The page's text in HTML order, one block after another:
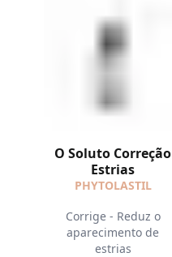
O Soluto Correção
Estrias
PHYTOLASTIL
Corrige - Reduz o
aparecimento de
estrias